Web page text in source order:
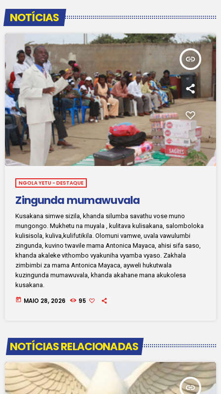
NOTÍCIAS
insert_link
NGOLA YETU - DESTAQUE
Zingunda mumawuvala
Kusakana simwe sizila, khanda silumba savathu vose muno
mungongo. Mukhetu na muyala , kulitava kulisakana, salomboloka
kulisisola, kuliva,kulifutikila. Olomuni vamwe, uvala vawulumbi
zingunda, kuvino twavile mama Antonica Mayaca, ahisi sifa saso,
khanda akaleke vithombo vyakuniha vyamba vyaso. Zakhala
zimbimbi za mama Antonica Mayaca, ayweli hukutwala
kuzingunda mumawuvala, khanda akahane mana akukolesa
kusakana.
today MAIO 28, 2026 95
NOTÍCIAS RELACIONADAS
insert_link